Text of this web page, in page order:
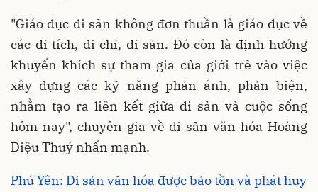
"Giáo dục di sản không đơn thuần là giáo dục về
các di tích, di chỉ, di sản. Đó còn là định hướng
khuyến khích sự tham gia của giới trẻ vào việc
xây dựng các kỹ năng phản ánh, phản biện,
nhằm tạo ra liên kết giữa di sản và cuộc sống
hôm nay", chuyên gia về di sản văn hóa Hoàng
Diệu Thuý nhấn mạnh.
Phú Yên: Di sản văn hóa được bảo tồn và phát huy